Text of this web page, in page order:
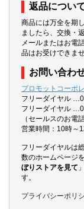
返品につい
商品には万全を期
ましたら、交換・
メールまたはお電
品はお受けできませ
お問い合わ
プロモットコーポ
フリーダイヤル
フリーダイヤル
（セールスのお電
営業時間：10時～
フリーダイヤルは
数のホームページ
ぼりストアを見て
す。
プライバシーポリ